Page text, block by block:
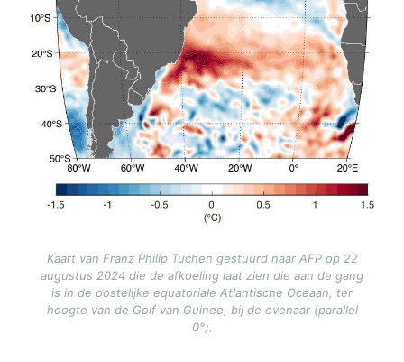
Kaart van Franz Philip Tuchen gestuurd naar AFP op 22
augustus 2024 die de afkoeling laat zien die aan de gang
is in de oostelijke equatoriale Atlantische Oceaan, ter
hoogte van de Golf van Guinee, bij de evenaar (parallel
0°).